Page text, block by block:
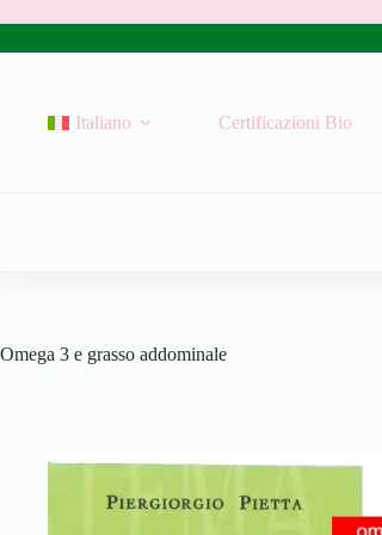
Italiano Certificazioni Bio
Omega 3 e grasso addominale